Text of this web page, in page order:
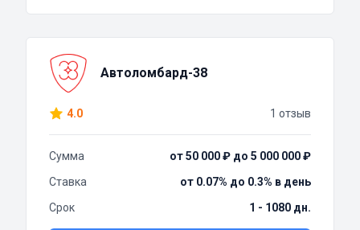
Автоломбард-38
4.0 1 отзыв
Сумма
от 50 000 ₽ до 5 000 000 ₽
Ставка
от 0.07% до 0.3% в день
Срок
1 - 1080 дн.